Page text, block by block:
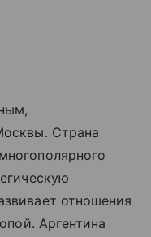
Страна
отношения
Аргентина